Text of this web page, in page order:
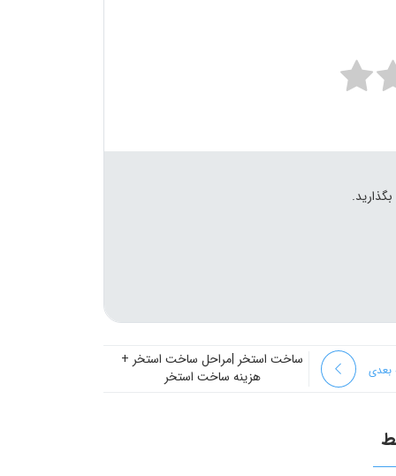
بعدی
ساخت استخر |مراحل ساخت استخر +
هزینه ساخت استخر